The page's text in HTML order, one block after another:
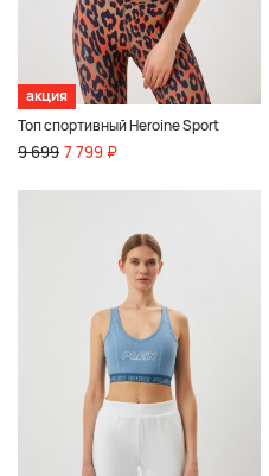
акция
Топ спортивный Heroine Sport
9 699 7 799 ₽